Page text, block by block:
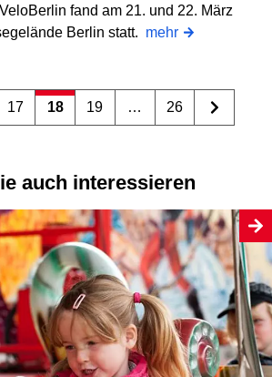
fand am 21. und 22. März
Berlin statt. mehr
17 18 19 … 26
auch interessieren